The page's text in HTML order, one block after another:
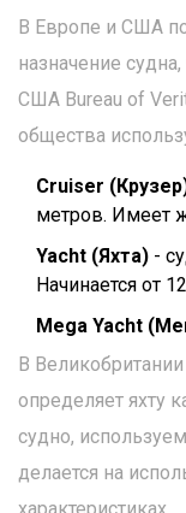
В Европе и США
назначение
США Bureau of
общества
Cruiser
метров. Имеет
Yacht (Яхта) -
Начинается от
Mega Yacht
В Великобритании
определяет яхту
судно,
делается на